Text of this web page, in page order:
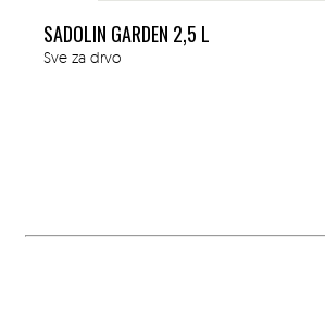
SADOLIN GARDEN 2,5 L
Sve za drvo